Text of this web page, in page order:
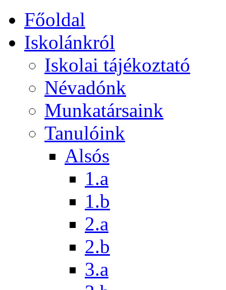
Főoldal
Iskolánkról
Iskolai tájékoztató
Névadónk
Munkatársaink
Tanulóink
Alsós
1.a
1.b
2.a
2.b
3.a